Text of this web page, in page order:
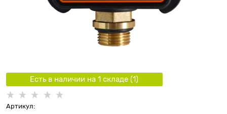
Есть в наличии на 1 складe (1)
Артикул: